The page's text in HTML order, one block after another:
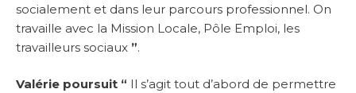
socialement et dans leur parcours professionnel. On
travaille avec la Mission Locale, Pôle Emploi, les
travailleurs sociaux ”.
Valérie poursuit “ Il s’agit tout d’abord de permettre